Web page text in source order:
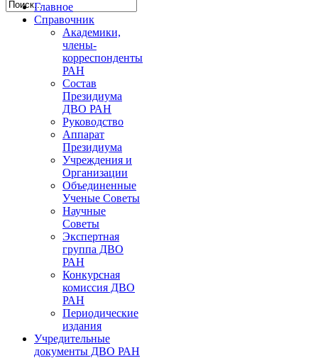
Главное
Справочник
Академики,
члены-
корреспонденты
РАН
Состав
Президиума
ДВО РАН
Руководство
Аппарат
Президиума
Учреждения и
Организации
Объединенные
Ученые Советы
Научные
Советы
Экспертная
группа ДВО
РАН
Конкурсная
комиссия ДВО
РАН
Периодические
издания
Учредительные
документы ДВО РАН